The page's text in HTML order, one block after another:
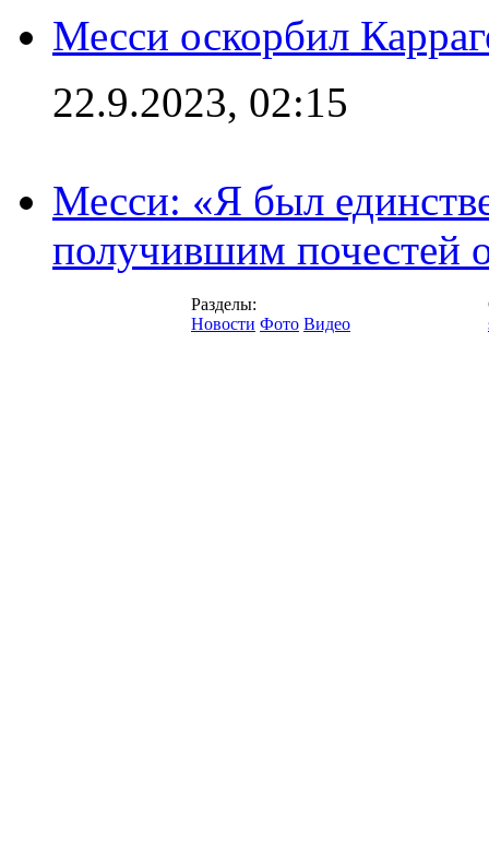
Месси оскорбил
22.9.2023, 02:15
Месси: «Я был
получившим почестей
Разделы:
Новости Фото Видео